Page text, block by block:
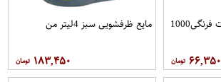
مایع ظرفشویی رایحه توت فرنگی1000
۶۶,۳۵۰
مایع ظرفشویی سبز 4لیتر من
۱۸۳,۴۵۰